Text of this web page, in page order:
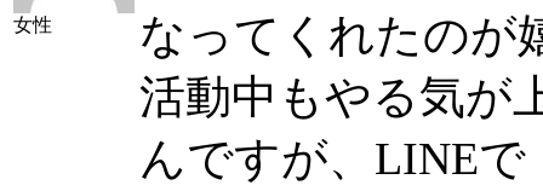
女性
なってくれたのが
活動中もやる気が
んですが、LINE